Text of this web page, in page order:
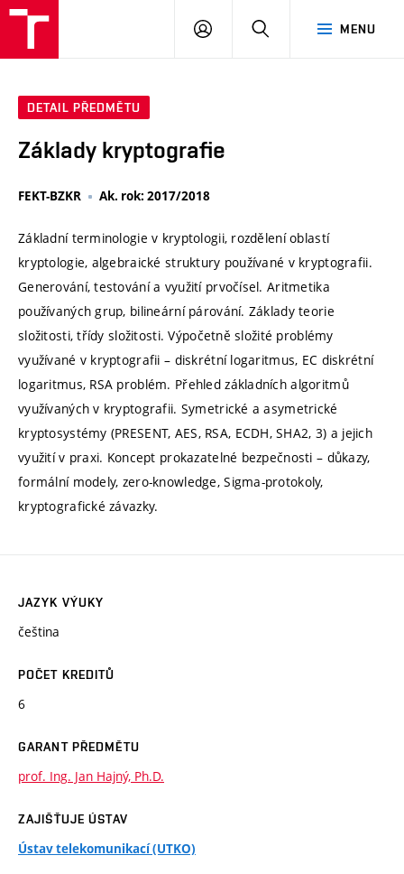
MENU
PŘIHLÁSIT
DETAIL PŘEDMĚTU
Základy kryptografie
FEKT-BZKR Ak. rok: 2017/2018
Základní terminologie v kryptologii, rozdělení oblastí
kryptologie, algebraické struktury používané v kryptografii.
Generování, testování a využití prvočísel. Aritmetika
používaných grup, bilineární párování. Základy teorie
složitosti, třídy složitosti. Výpočetně složité problémy
využívané v kryptografii – diskrétní logaritmus, EC diskrétní
logaritmus, RSA problém. Přehled základních algoritmů
využívaných v kryptografii. Symetrické a asymetrické
kryptosystémy (PRESENT, AES, RSA, ECDH, SHA2, 3) a jejich
využití v praxi. Koncept prokazatelné bezpečnosti – důkazy,
formální modely, zero-knowledge, Sigma-protokoly,
kryptografické závazky.
JAZYK VÝUKY
čeština
POČET KREDITŮ
6
GARANT PŘEDMĚTU
prof. Ing. Jan Hajný, Ph.D.
ZAJIŠŤUJE ÚSTAV
Ústav telekomunikací (UTKO)